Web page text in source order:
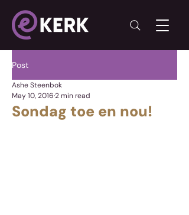
Post
Sondag toe en nou!
Ashe Steenbok
May 10, 20162 min read